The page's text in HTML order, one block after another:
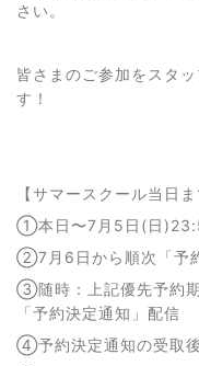
さい。
皆さまのご参加をスタ
す！
【サマースクール当日ま
①本日〜7月5日(日
②7月6日から順次「予
③随時：上記優先予約
「予約決定通知」配信
④予約決定通知の受取